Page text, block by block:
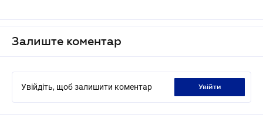
Залиште коментар
Увійдіть, щоб залишити коментар увійти